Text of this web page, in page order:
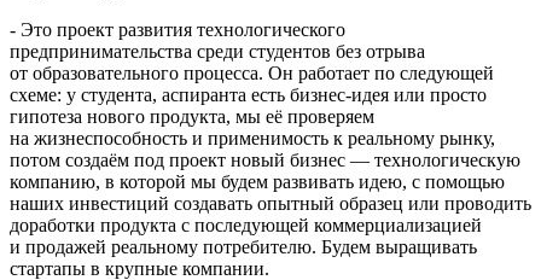
- Это проект развития технологического
предпринимательства среди студентов без отрыва
от образовательного процесса. Он работает по следующей
схеме: у студента, аспиранта есть бизнес-идея или просто
гипотеза нового продукта, мы её проверяем
на жизнеспособность и применимость к реальному рынку,
потом создаём под проект новый бизнес — технологическую
компанию, в которой мы будем развивать идею, с помощью
наших инвестиций создавать опытный образец или проводить
доработки продукта с последующей коммерциализацией
и продажей реальному потребителю. Будем выращивать
стартапы в крупные компании.